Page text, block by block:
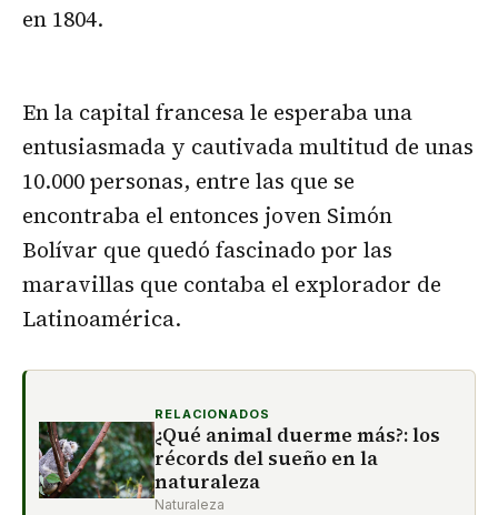
en 1804.
En la capital francesa le esperaba una
entusiasmada y cautivada multitud de unas
10.000 personas, entre las que se
encontraba el entonces joven Simón
Bolívar que quedó fascinado por las
maravillas que contaba el explorador de
Latinoamérica.
RELACIONADOS
¿Qué animal duerme más?: los
récords del sueño en la
naturaleza
Naturaleza